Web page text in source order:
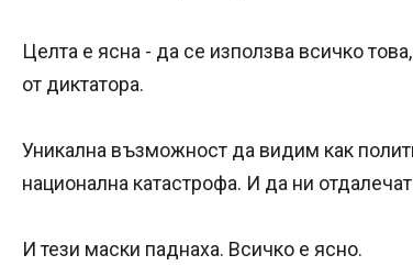
Целта е ясна - да се използва всичко
от диктатора.
Уникална възможност да видим как
национална катастрофа. И да ни
И тези маски паднаха. Всичко е ясно.